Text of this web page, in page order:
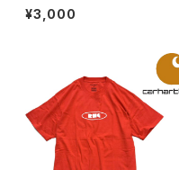
トPINKスウェットパーカー古着
メンズレディースOKアメカジ90
¥3,000